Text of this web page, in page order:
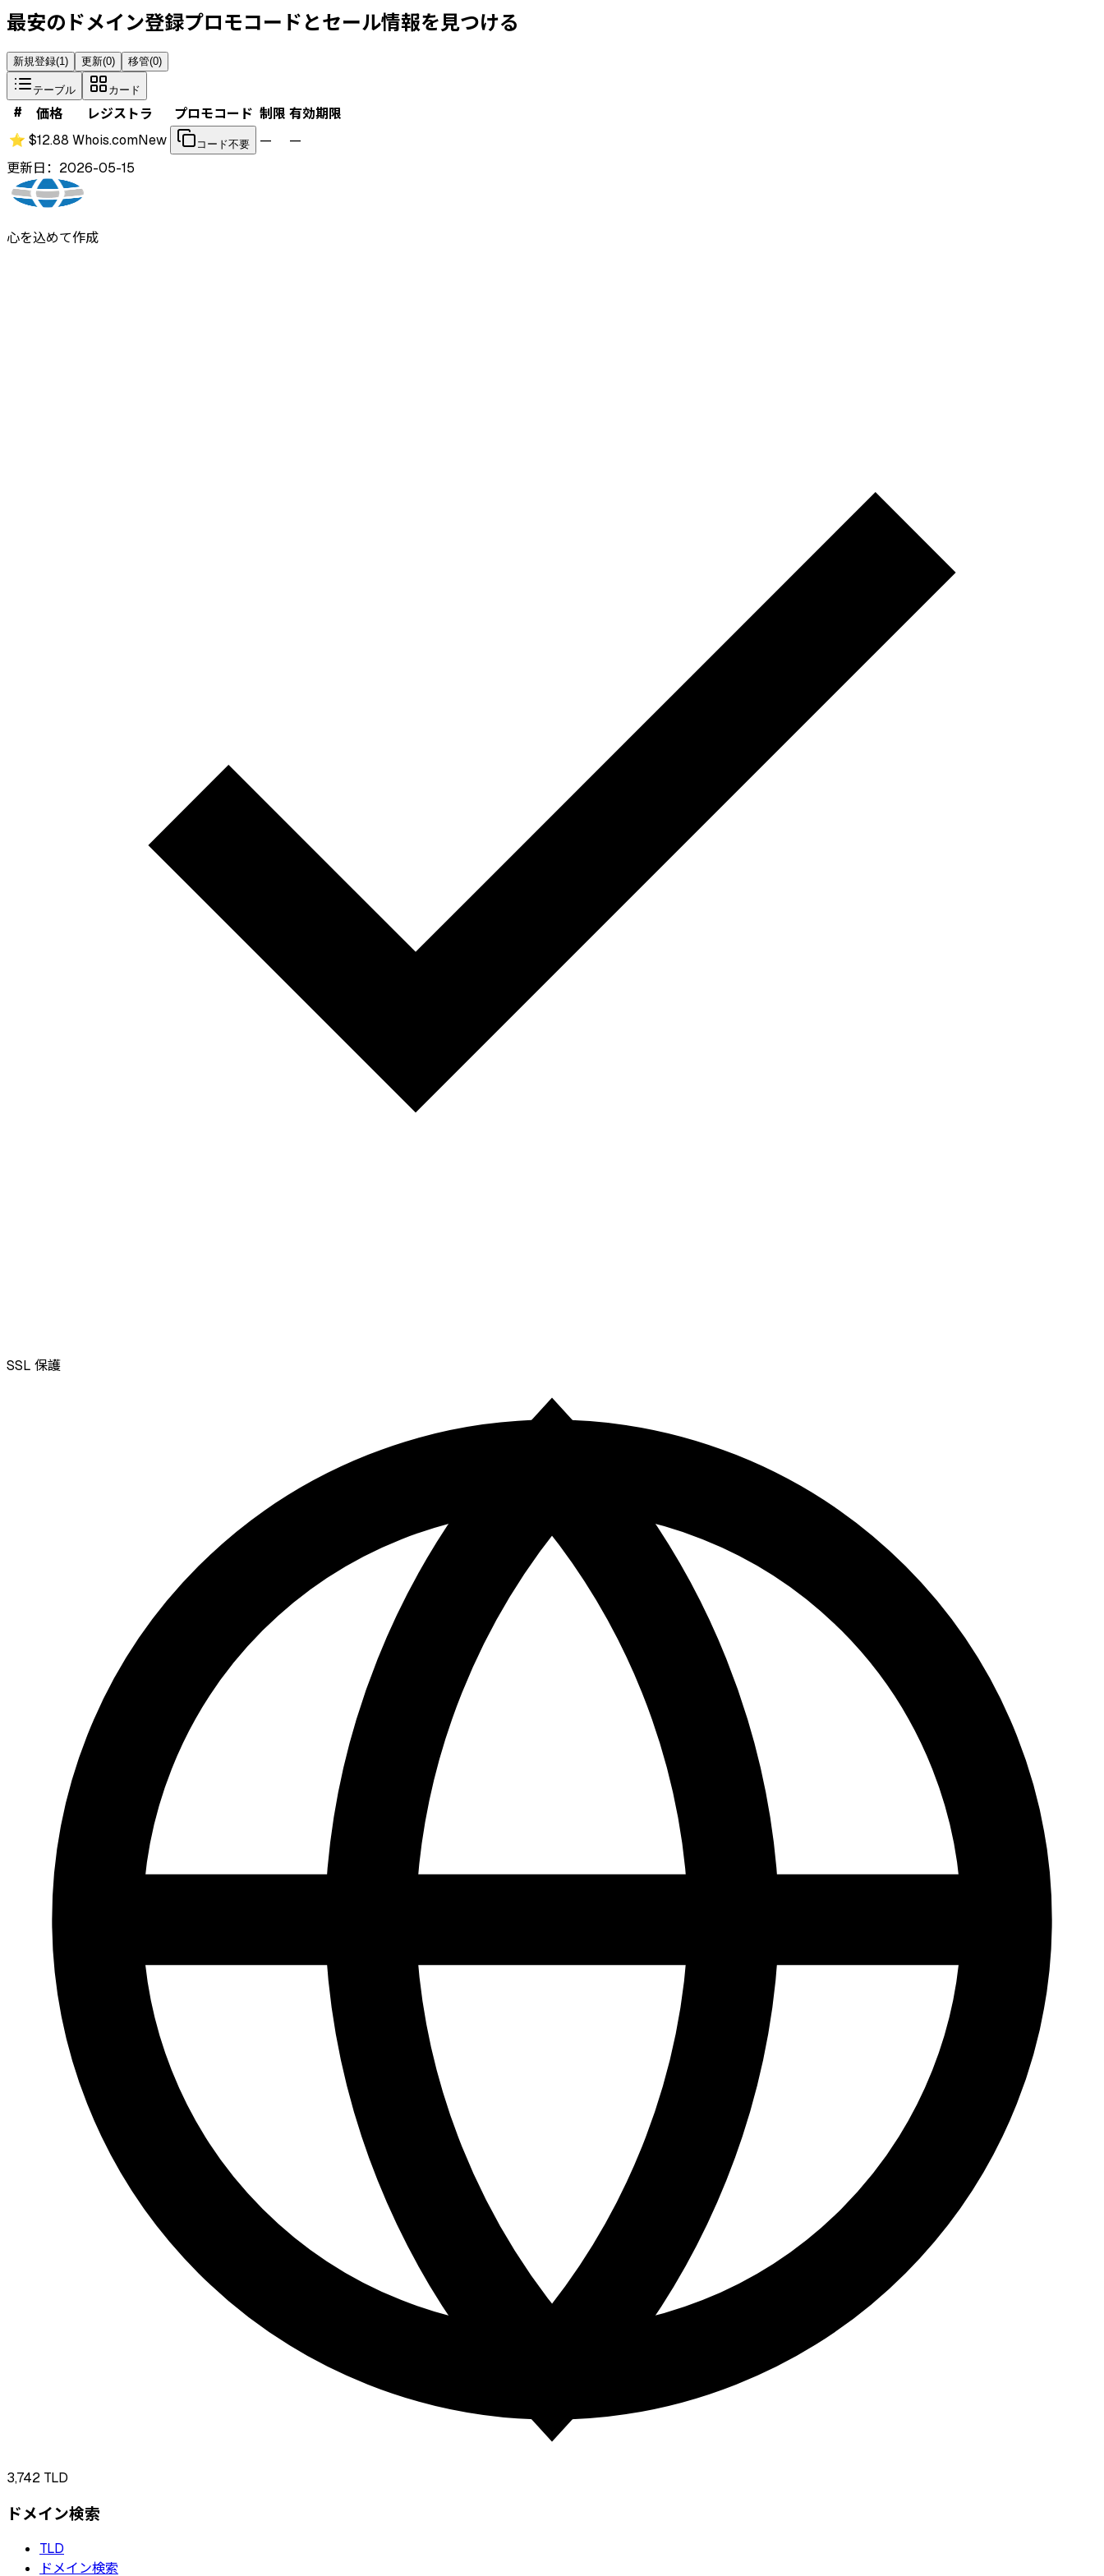
最安のドメイン登録プロモコードとセール情報を見つける
新規登録(1) 更新(0) 移管(0)
テーブル カード
# 価格 レジストラ プロモコード 制限 有効期限
⭐ $12.88 Whois.comNew コード不要 —
—
更新日：2026-05-15
心を込めて作成
SSL 保護
3,742 TLD
ドメイン検索
TLD
ドメイン検索